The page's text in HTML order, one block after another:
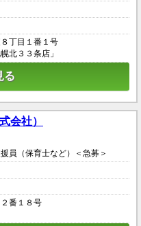
丁目１番１号
北３３条店」
る
会社）
員（保育士など）＜急募＞
番１８号